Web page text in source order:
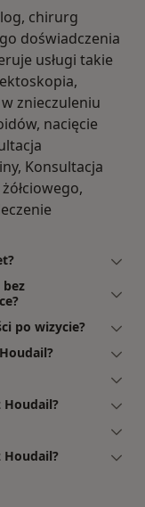
chirurg
doświadczenia
usługi takie
znieczuleniu
nacięcie
Konsultacja
po wizycie?
Houdail?
Houdail?